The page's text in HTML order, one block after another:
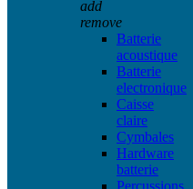
add
remove
Batterie
acoustique
Batterie
electronique
Caisse
claire
Cymbales
Hardware
batterie
Percussions